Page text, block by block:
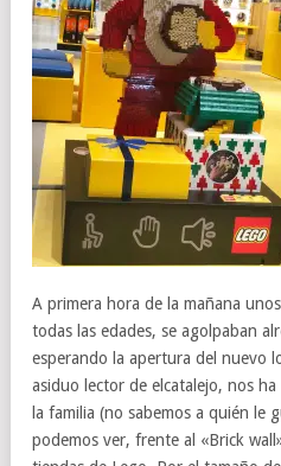
A primera hora de la mañana
todas las edades, se agolpaban
esperando la apertura del nuevo
asiduo lector de elcatalejo, nos
la familia (no sabemos a quién le
podemos ver, frente al «Brick